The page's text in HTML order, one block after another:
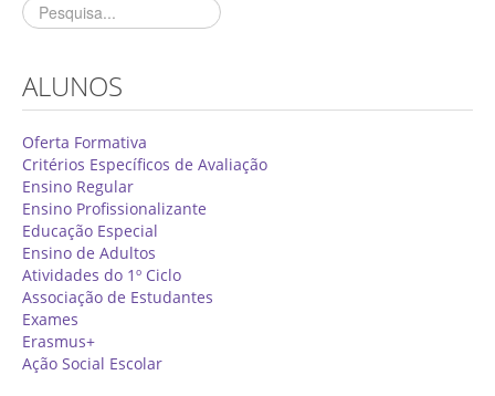
Alunos
Matrículas
Critérios Específicos de Avaliação
Ensino Profissionalizante
Horários
Educação Especial
Ensino de Adultos
Atividades do 1º Ciclo
Clubes & Projetos
ALUNOS
Oferta Formativa
Critérios Específicos de Avaliação
Ensino Regular
Ensino Profissionalizante
Educação Especial
Ensino de Adultos
Atividades do 1º Ciclo
Associação de Estudantes
Exames
Erasmus+
Ação Social Escolar